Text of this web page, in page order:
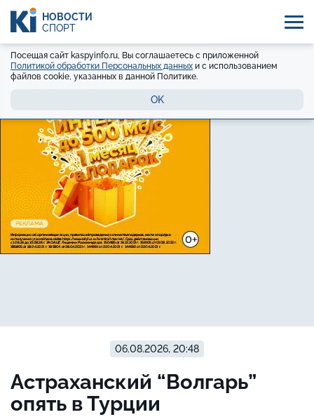
НОВОСТИ
СПОРТ
Посещая сайт kaspyinfo.ru, Вы соглашаетесь с приложенной
Политикой обработки Персональных данных и с использованием
файлов cookie, указанных в данной Политике.
OK
06.08.2026, 20:48
Астраханский “Волгарь”
опять в Турции